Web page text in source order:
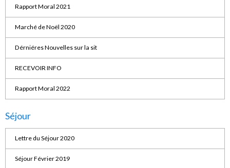
Rapport Moral 2021
Marché de Noël 2020
Dérniéres Nouvelles sur la sit
RECEVOIR INFO
Rapport Moral 2022
Séjour
Lettre du Séjour 2020
Séjour Février 2019